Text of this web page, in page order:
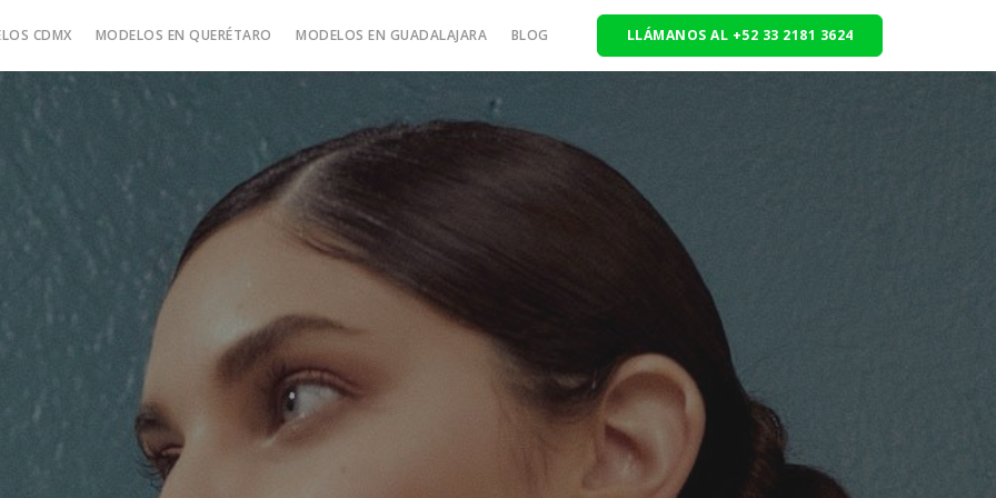
CDMX MODELOS EN QUERÉTARO MODELOS EN GUADALAJARA BLOG LLÁMANOS AL +52 33 2181 3624